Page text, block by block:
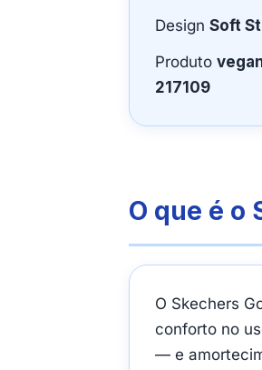
Design Soft
Produto
217109
O que é o
O Skechers
conforto no
— e